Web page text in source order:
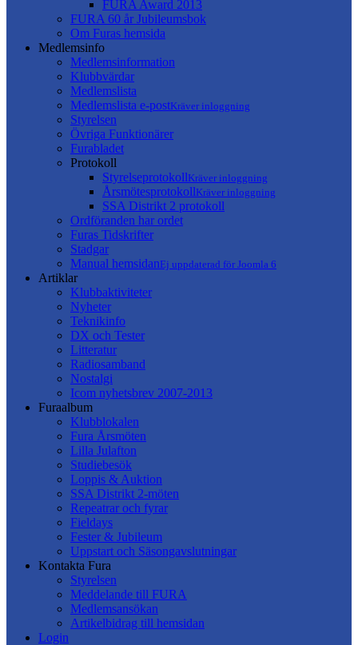
FURA Award 2013
FURA 60 år Jubileumsbok
Om Furas hemsida
Medlemsinfo
Medlemsinformation
Klubbvärdar
Medlemslista
Medlemslista e-postKräver inloggning
Styrelsen
Övriga Funktionärer
Furabladet
Protokoll
StyrelseprotokollKräver inloggning
ÅrsmötesprotokollKräver inloggning
SSA Distrikt 2 protokoll
Ordföranden har ordet
Furas Tidskrifter
Stadgar
Manual hemsidanEj uppdaterad för Joomla 6
Artiklar
Klubbaktiviteter
Nyheter
Teknikinfo
DX och Tester
Litteratur
Radiosamband
Nostalgi
Icom nyhetsbrev 2007-2013
Furaalbum
Klubblokalen
Fura Årsmöten
Lilla Julafton
Studiebesök
Loppis & Auktion
SSA Distrikt 2-möten
Repeatrar och fyrar
Fieldays
Fester & Jubileum
Uppstart och Säsongavslutningar
Kontakta Fura
Styrelsen
Meddelande till FURA
Medlemsansökan
Artikelbidrag till hemsidan
Login